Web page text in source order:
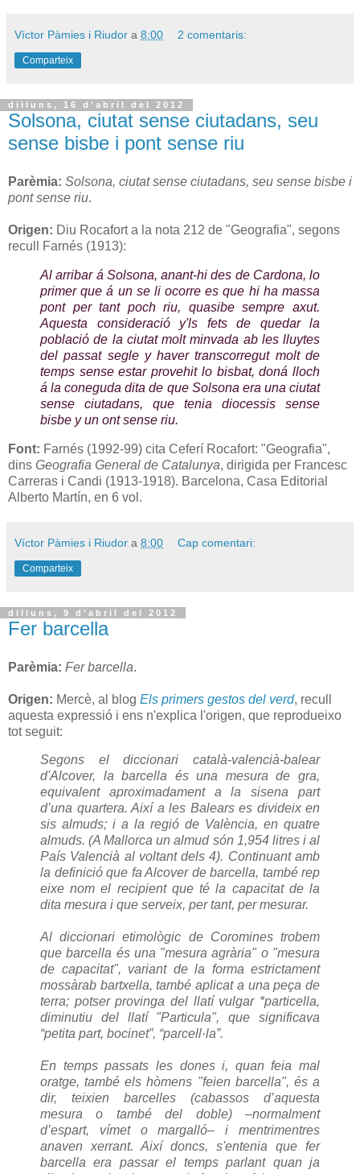
Víctor Pàmies i Riudor a 8:00 2 comentaris:
Comparteix
dilluns, 16 d’abril del 2012
Solsona, ciutat sense ciutadans, seu
sense bisbe i pont sense riu
Parèmia: Solsona, ciutat sense ciutadans, seu sense bisbe i
pont sense riu.
Origen: Diu Rocafort a la nota 212 de "Geografia", segons
recull Farnés (1913):
Al arribar á Solsona, anant-hi des de Cardona, lo
primer que á un se li ocorre es que hi ha massa
pont per tant poch riu, quasibe sempre axut.
Aquesta consideració y'ls fets de quedar la
població de la ciutat molt minvada ab les lluytes
del passat segle y haver transcorregut molt de
temps sense estar provehit lo bisbat, doná lloch
á la coneguda dita de que Solsona era una ciutat
sense ciutadans, que tenia diocessis sense
bisbe y un ont sense riu.
Font: Farnés (1992-99) cita Ceferí Rocafort: "Geografia",
dins Geografia General de Catalunya, dirigida per Francesc
Carreras i Candi (1913-1918). Barcelona, Casa Editorial
Alberto Martín, en 6 vol.
Víctor Pàmies i Riudor a 8:00 Cap comentari:
Comparteix
dilluns, 9 d’abril del 2012
Fer barcella
Parèmia: Fer barcella.
Origen: Mercè, al blog Els primers gestos del verd, recull
aquesta expressió i ens n'explica l'origen, que reprodueixo
tot seguit:
Segons el diccionari català-valencià-balear
d'Alcover, la barcella és una mesura de gra,
equivalent aproximadament a la sisena part
d’una quartera. Així a les Balears es divideix en
sis almuds; i a la regió de València, en quatre
almuds. (A Mallorca un almud són 1,954 litres i al
País Valencià al voltant dels 4). Continuant amb
la definició que fa Alcover de barcella, també rep
eixe nom el recipient que té la capacitat de la
dita mesura i que serveix, per tant, per mesurar.
Al diccionari etimològic de Coromines trobem
que barcella és una "mesura agrària" o "mesura
de capacitat", variant de la forma estrictament
mossàrab bartxella, també aplicat a una peça de
terra; potser provinga del llatí vulgar *particella,
diminutiu del llatí "Particula", que significava
“petita part, bocinet”, “parcell·la”.
En temps passats les dones i, quan feia mal
oratge, també els hòmens "feien barcella", és a
dir, teixien barcelles (cabassos d’aquesta
mesura o també del doble) –normalment
d’espart, vímet o margalló– i mentrimentres
anaven xerrant. Així doncs, s'entenia que fer
barcella era passar el temps parlant quan ja